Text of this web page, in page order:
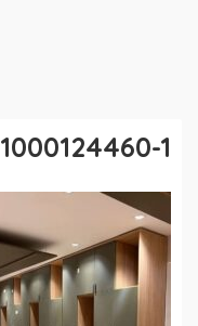
1000124460-1